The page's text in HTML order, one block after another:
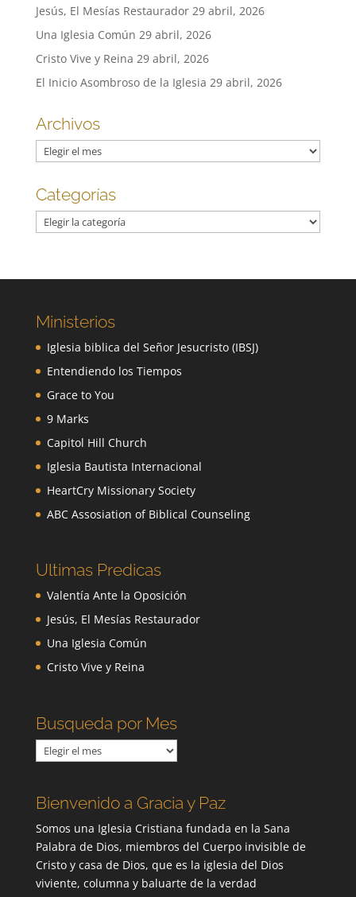
Jesús, El Mesías Restaurador 29 abril, 2026
Una Iglesia Común 29 abril, 2026
Cristo Vive y Reina 29 abril, 2026
El Inicio Asombroso de la Iglesia 29 abril, 2026
Archivos
Archivos
Categorías
Categorías
Ministerios
Iglesia biblica del Señor Jesucristo (IBSJ)
Entendiendo los Tiempos
Grace to You
9 Marks
Capitol Hill Church
Iglesia Bautista Internacional
HeartCry Missionary Society
ABC Assosiation of Biblical Counseling
Ultimas Predicas
Valentía Ante la Oposición
Jesús, El Mesías Restaurador
Una Iglesia Común
Cristo Vive y Reina
Busqueda por Mes
Busqueda
por
Bienvenido a Gracia y Paz
Somos una Iglesia Cristiana fundada en la Sana
Palabra de Dios, miembros del Cuerpo invisible de
Cristo y casa de Dios, que es la iglesia del Dios
viviente, columna y baluarte de la verdad